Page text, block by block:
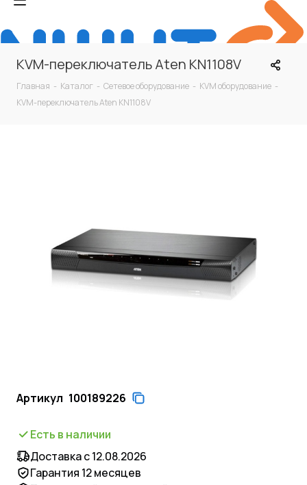
KVM-переключатель Aten KN1108V
Главная - Каталог - Сетевое оборудование - KVM оборудование -
KVM-переключатель Aten KN1108V
Артикул 100189226
Есть в наличии
Доставка с 12.08.2026
Гарантия 12 месяцев